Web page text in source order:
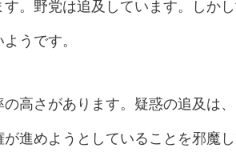
。野党は追及しています。しか
うです。
高さがあります。疑惑の追及は
進めようとしていることを邪魔